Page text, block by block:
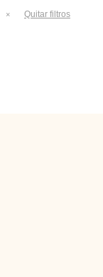
Quitar filtros